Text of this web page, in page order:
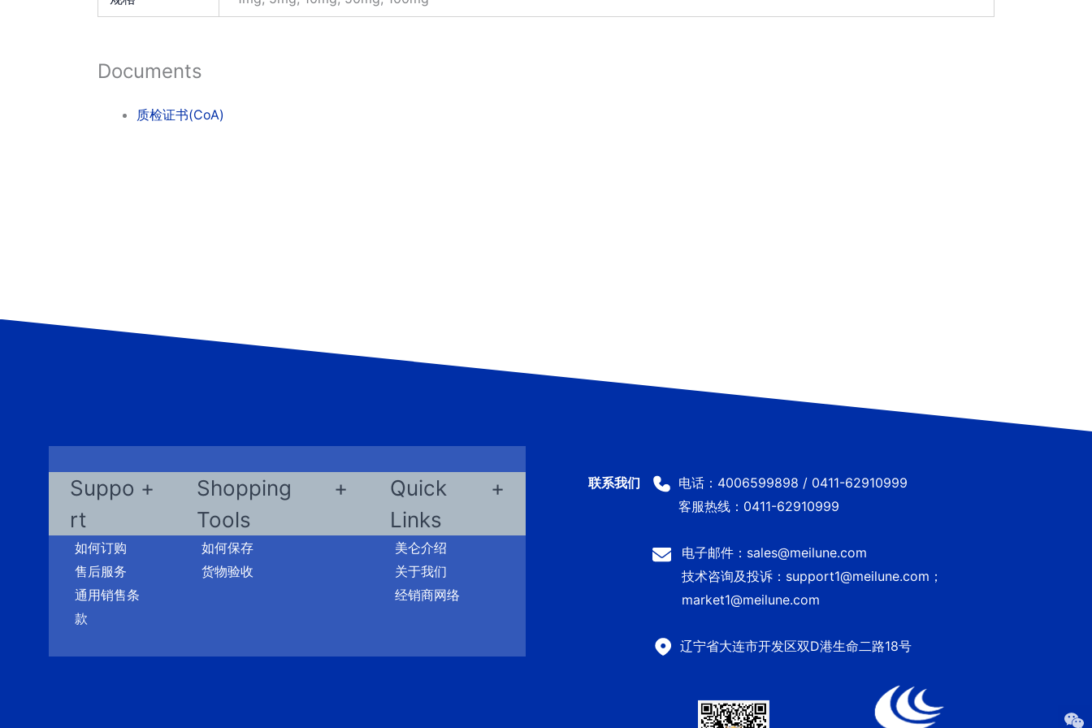
Documents
质检证书(CoA)
Suppo
rt
如何订购
售后服务
通用销售条
款
Shopping
Tools
如何保存
货物验收
Quick
Links
美仑介绍
关于我们
经销商网络
电话：4006599898 / 0411-62910999
客服热线：0411-62910999
电子邮件：sales@meilune.com
技术咨询及投诉：support1@meilune.com；
market1@meilune.com
辽宁省大连市开发区双D港生命二路18号